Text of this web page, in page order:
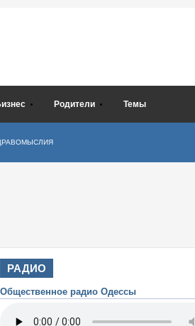
Родители Темы
РАДИО
Общественное радио Одессы